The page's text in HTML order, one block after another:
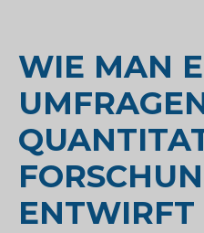
WIE MAN
ENTWIRFT